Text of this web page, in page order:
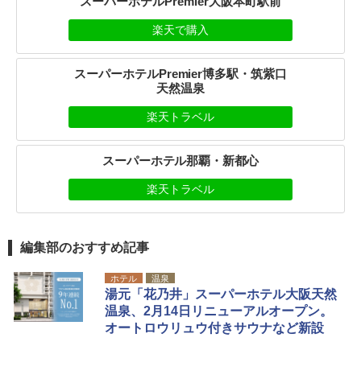
楽天で購入
スーパーホテルPremier博多駅・筑紫口
天然温泉
楽天トラベル
スーパーホテル那覇・新都心
楽天トラベル
編集部のおすすめ記事
ホテル 温泉
湯元「花乃井」スーパーホテル大阪天然
温泉、2月14日リニューアルオープン。
オートロウリュウ付きサウナなど新設